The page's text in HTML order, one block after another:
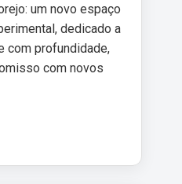
um novo espaço
dedicado a
com profundidade,
com novos